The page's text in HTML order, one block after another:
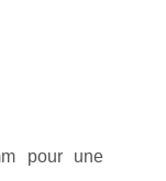
pour une